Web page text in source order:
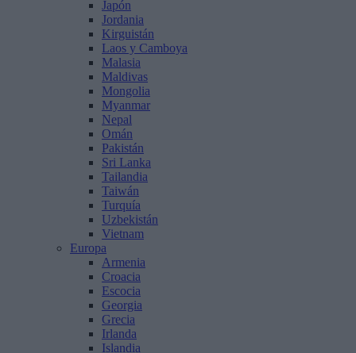
Japón
Jordania
Kirguistán
Laos y Camboya
Malasia
Maldivas
Mongolia
Myanmar
Nepal
Omán
Pakistán
Sri Lanka
Tailandia
Taiwán
Turquía
Uzbekistán
Vietnam
Europa
Armenia
Croacia
Escocia
Georgia
Grecia
Irlanda
Islandia